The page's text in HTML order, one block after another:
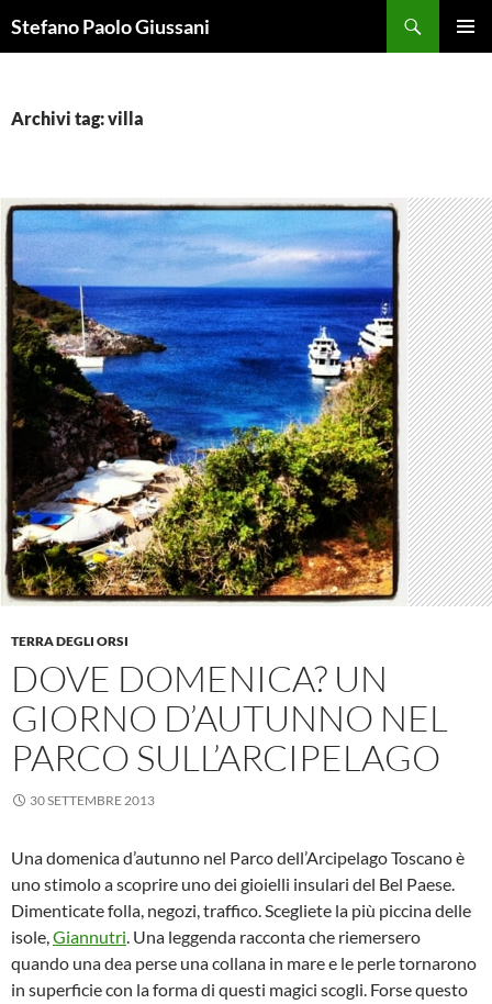
alStefano Paolo Giussani
Archivi tag: villa
TERRA DEGLI ORSI
DOVE DOMENICA? UN
GIORNO D’AUTUNNO NEL
PARCO SULL’ARCIPELAGO
30 SETTEMBRE 2013
Una domenica d’autunno nel Parco dell’Arcipelago Toscano è
uno stimolo a scoprire uno dei gioielli insulari del Bel Paese.
Dimenticate folla, negozi, traffico. Scegliete la più piccina delle
isole,Giannutri. Una leggenda racconta che riemersero
quando una dea perse una collana in mare e le perle tornarono
in superficie con la forma di questi magici scogli. Forse questo